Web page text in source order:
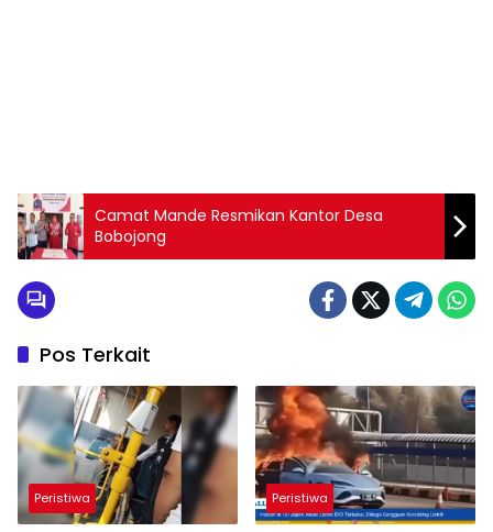
Camat Mande Resmikan Kantor Desa
Bobojong
Pos Terkait
Peristiwa Peristiwa